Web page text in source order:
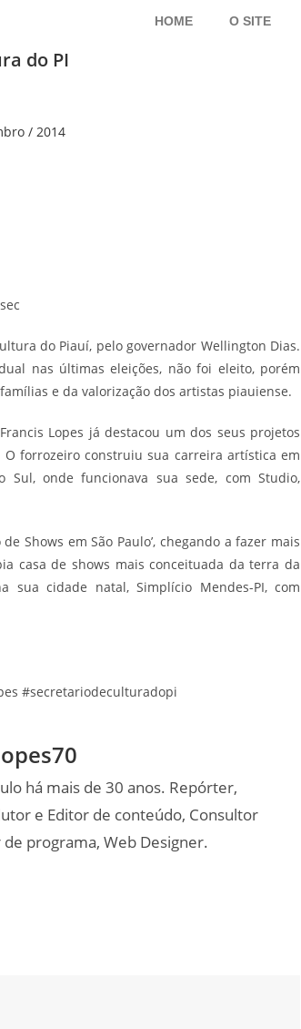
HOME O SITE
do PI
/ 2014
do Piauí, pelo governador Wellington Dias.
nas últimas eleições, não foi eleito, porém
e da valorização dos artistas piauiense.
Lopes já destacou um dos seus projetos
forrozeiro construiu sua carreira artística em
Sul, onde funcionava sua sede, com Studio,
Shows em São Paulo’, chegando a fazer mais
casa de shows mais conceituada da terra da
cidade natal, Simplício Mendes-PI, com
#secretariodeculturadopi
há mais de 30 anos. Repórter,
e Editor de conteúdo, Consultor
programa, Web Designer.